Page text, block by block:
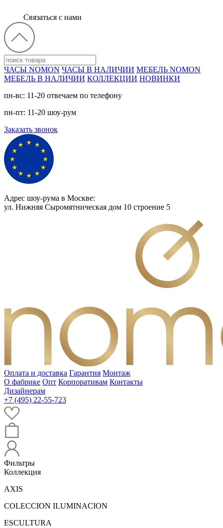
Связаться с нами
ЧАСЫ NOMON ЧАСЫ В НАЛИЧИИ МЕБЕЛЬ NOMON
МЕБЕЛЬ В НАЛИЧИИ КОЛЛЕКЦИИ НОВИНКИ
пн-вс: 11-20 отвечаем по телефону
пн-пт: 11-20 шоу-рум
Заказать звонок
Адрес шоу-рума в Москве:
ул. Нижняя Сыромятническая дом 10 cтроение 5
Оплата и доставка Гарантия Монтаж
О фабрике Опт Корпоративам Контакты
Дизайнерам
+7 (495) 22-55-723
Фильтры
Коллекция
AXIS
COLECCION ILUMINACION
ESCULTURA